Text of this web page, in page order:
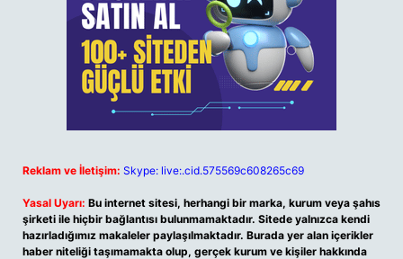
Reklam ve İletişim: Skype: live:.cid.575569c608265c69
Yasal Uyarı: Bu internet sitesi, herhangi bir marka, kurum veya şahıs
şirketi ile hiçbir bağlantısı bulunmamaktadır. Sitede yalnızca kendi
hazırladığımız makaleler paylaşılmaktadır. Burada yer alan içerikler
haber niteliği taşımamakta olup, gerçek kurum ve kişiler hakkında